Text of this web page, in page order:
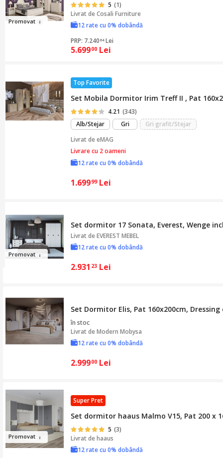
Promovat
5 (1)
Livrat deCosali Furniture
12 rate cu 0% dobândă
PRP: 7.240 64 Lei
5.69900 Lei
Top Favorite
Set Mobila Dormitor Irim Treff II , Pat
4.21 (343)
Alb/Stejar
Gri
Gri grafit/Stejar
Livrat deeMAG
Livrare cu 2 oameni
12 rate cu 0% dobândă
1.69999 Lei
Promovat
Set dormitor 17 Sonata, Everest, Wenge
Livrat deEVEREST MEBEL
12 rate cu 0% dobândă
2.931 23 Lei
Set Dormitor Elis, Pat 160x200cm,
în stoc
Livrat deModern Mobysa
12 rate cu 0% dobândă
2.99900 Lei
Promovat
Super Pret
Set dormitor haaus Malmo V15, Pat 200 x
5 (3)
Livrat dehaaus
12 rate cu 0% dobândă